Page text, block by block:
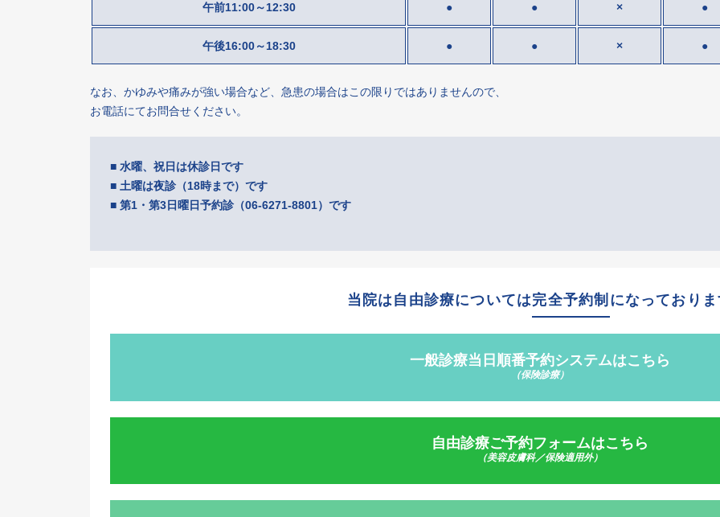
午前11:00～12:30 ● ● × ●
午後16:00～18:30 ● ● × ●
なお、かゆみや痛みが強い場合など、急患の場合はこの限りではありませんので、
お電話にてお問合せください。
■ 水曜、祝日は休診日です
■ 土曜は夜診（18時まで）です
■ 第1・第3日曜日予約診（06-6271-8801）です
当院は自由診療については完全予約制 になっており
一般診療当日順番予約システムはこちら
（保険診療）
自由診療ご予約フォームはこちら
（美容皮膚科／保険適用外）